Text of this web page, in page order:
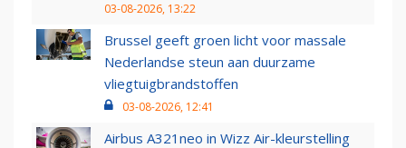
03-08-2026, 13:22
Brussel geeft groen licht voor massale
Nederlandse steun aan duurzame
vliegtuigbrandstoffen
03-08-2026, 12:41
Airbus A321neo in Wizz Air-kleurstelling